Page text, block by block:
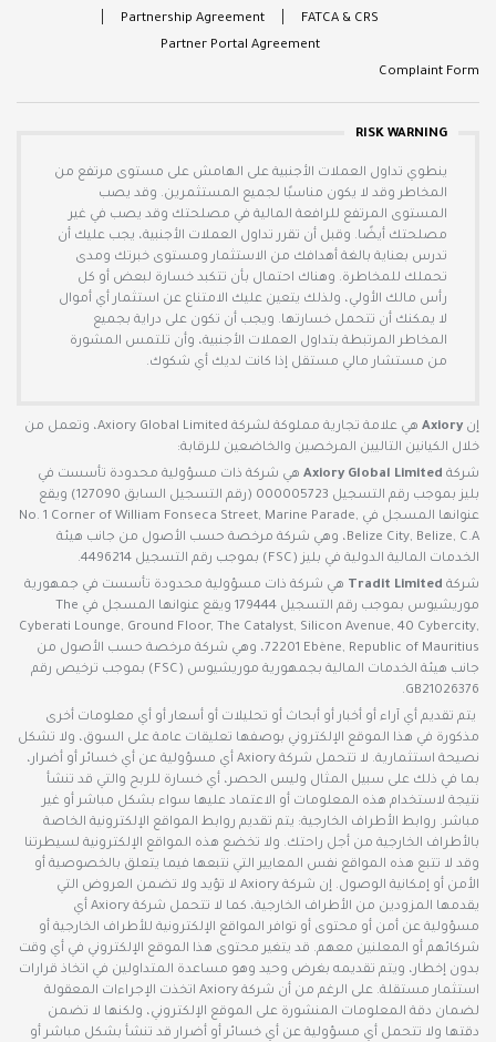
FATCA & CRS
Partnership Agreement
Partner Portal Agreement
Complaint Form
RISK WARNING
ينطوي تداول العملات الأجنبية على الهامش على مستوى مرتفع من
المخاطر وقد لا يكون مناسبًا لجميع المستثمرين. وقد يصب
المستوى المرتفع للرافعة المالية في مصلحتك وقد يصب في غير
مصلحتك أيضًا. وقبل أن تقرر تداول العملات الأجنبية، يجب عليك أن
تدرس بعناية بالغة أهدافك من الاستثمار ومستوى خبرتك ومدى
تحملك للمخاطرة. وهناك احتمال بأن تتكبد خسارة لبعض أو كل
رأس مالك الأولي، ولذلك يتعين عليك الامتناع عن استثمار أي أموال
لا يمكنك أن تتحمل خسارتها. ويجب أن تكون على دراية بجميع
المخاطر المرتبطة بتداول العملات الأجنبية، وأن تلتمس المشورة
من مستشار مالي مستقل إذا كانت لديك أي شكوك.
إن Axiory
هي علامة تجارية مملوكة لشركة Axiory Global Limited، وتعمل من
خلال الكيانين التاليين المرخصين والخاضعين للرقابة:
شركة Axiory Global Limited هي شركة ذات مسؤولية محدودة تأسست في
بليز بموجب رقم التسجيل 000005723 (رقم التسجيل السابق 127090) ويقع
عنوانها المسجل في No. 1 Corner of William Fonseca Street, Marine Parade,
Belize City, Belize, C.A، وهي شركة مرخصة حسب الأصول من جانب هيئة
الخدمات المالية الدولية في بليز (FSC) بموجب رقم التسجيل 4496214.
شركة Tradit Limited هي شركة ذات مسؤولية محدودة تأسست في جمهورية
موريشيوس بموجب رقم التسجيل 179444 ويقع عنوانها المسجل في The
Cyberati Lounge, Ground Floor, The Catalyst, Silicon Avenue, 40 Cybercity,
72201 Ebène, Republic of Mauritius، وهي شركة مرخصة حسب الأصول من
جانب هيئة الخدمات المالية بجمهورية موريشيوس (FSC) بموجب ترخيص رقم
GB21026376.
يتم تقديم أي آراء أو أخبار أو أبحاث أو تحليلات أو أسعار أو أي معلومات أخرى
مذكورة في هذا الموقع الإلكتروني بوصفها تعليقات عامة على السوق، ولا تشكل
نصيحة استثمارية. لا تتحمل شركة Axiory أي مسؤولية عن أي خسائر أو أضرار،
بما في ذلك على سبيل المثال وليس الحصر، أي خسارة للربح والتي قد تنشأ
نتيجة لاستخدام هذه المعلومات أو الاعتماد عليها سواء بشكل مباشر أو غير
مباشر. روابط الأطراف الخارجية: يتم تقديم روابط المواقع الإلكترونية الخاصة
بالأطراف الخارجية من أجل راحتك. ولا تخضع هذه المواقع الإلكترونية لسيطرتنا
وقد لا تتبع هذه المواقع نفس المعايير التي نتبعها فيما يتعلق بالخصوصية أو
الأمن أو إمكانية الوصول. إن شركة Axiory لا تؤيد ولا تضمن العروض التي
يقدمها المزودين من الأطراف الخارجية، كما لا تتحمل شركة Axiory أي
مسؤولية عن أمن أو محتوى أو توافر المواقع الإلكترونية للأطراف الخارجية أو
شركائهم أو المعلنين معهم. قد يتغير محتوى هذا الموقع الإلكتروني في أي وقت
بدون إخطار، ويتم تقديمه بغرض وحيد وهو مساعدة المتداولين في اتخاذ قرارات
استثمار مستقلة. على الرغم من أن شركة Axiory اتخذت الإجراءات المعقولة
لضمان دقة المعلومات المنشورة على الموقع الإلكتروني، ولكنها لا تضمن
دقتها ولا تتحمل أي مسؤولية عن أي خسائر أو أضرار قد تنشأ بشكل مباشر أو